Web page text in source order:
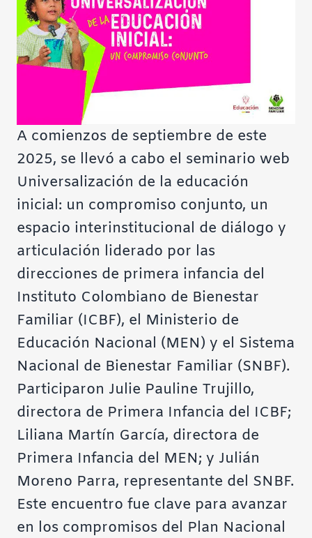
A comienzos de septiembre de este
2025, se llevó a cabo el seminario web
Universalización de la educación
inicial: un compromiso conjunto, un
espacio interinstitucional de diálogo y
articulación liderado por las
direcciones de primera infancia del
Instituto Colombiano de Bienestar
Familiar (ICBF), el Ministerio de
Educación Nacional (MEN) y el Sistema
Nacional de Bienestar Familiar (SNBF).
Participaron Julie Pauline Trujillo,
directora de Primera Infancia del ICBF;
Liliana Martín García, directora de
Primera Infancia del MEN; y Julián
Moreno Parra, representante del SNBF.
Este encuentro fue clave para avanzar
en los compromisos del Plan Nacional
Fondo claro
Subrayar enlaces
Fuente legible
Restablecer